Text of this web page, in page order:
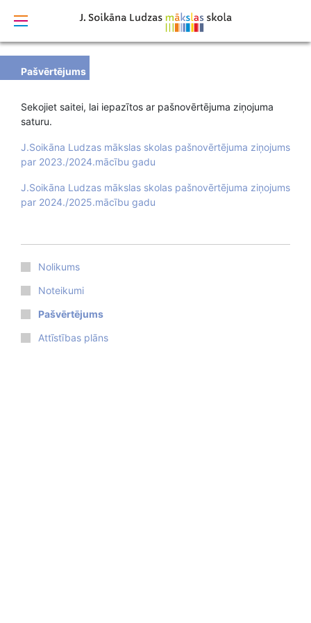
Pašvērtējums
Sekojiet saitei, lai iepazītos ar pašnovērtējuma ziņojuma
saturu.
J.Soikāna Ludzas mākslas skolas pašnovērtējuma ziņojums
par 2023./2024.mācību gadu
J.Soikāna Ludzas mākslas skolas pašnovērtējuma ziņojums
par 2024./2025.mācību gadu
Nolikums
Noteikumi
Pašvērtējums
Attīstības plāns
izstrādāts